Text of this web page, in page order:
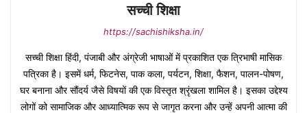
सच्ची शिक्षा
https://sachishiksha.in/
सच्ची शिक्षा हिंदी, पंजाबी और अंग्रेजी भाषाओं में प्रकाशित एक त्रिभाषी मासिक
पत्रिका है। इसमें धर्म, फिटनेस, पाक कला, पर्यटन, शिक्षा, फैशन, पालन-पोषण,
घर बनाना और सौंदर्य जैसे विषयों की एक विस्तृत श्रृंखला शामिल है। इसका उद्देश्य
लोगों को सामाजिक और आध्यात्मिक रूप से जागृत करना और उन्हें अपनी आत्मा की